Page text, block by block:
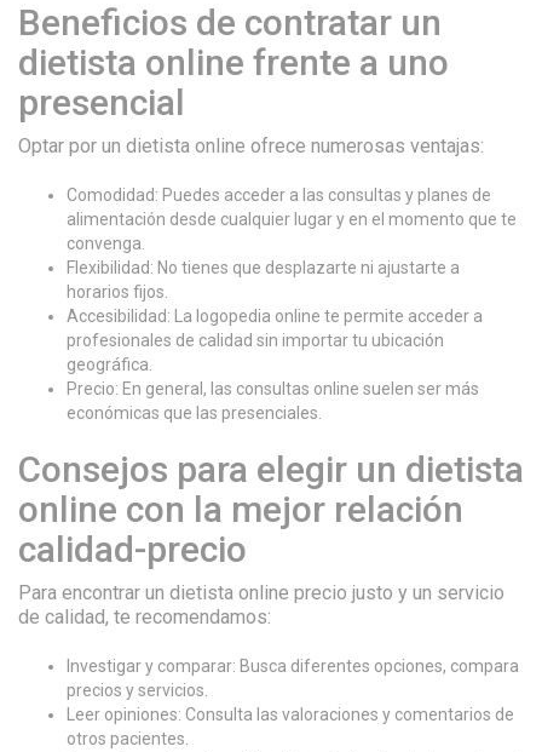
Beneficios de contratar un
dietista online frente a uno
presencial
Optar por un dietista online ofrece numerosas ventajas:
Comodidad: Puedes acceder a las consultas y planes de
alimentación desde cualquier lugar y en el momento que te
convenga.
Flexibilidad: No tienes que desplazarte ni ajustarte a
horarios fijos.
Accesibilidad: La logopedia online te permite acceder a
profesionales de calidad sin importar tu ubicación
geográfica.
Precio: En general, las consultas online suelen ser más
económicas que las presenciales.
Consejos para elegir un dietista
online con la mejor relación
calidad-precio
Para encontrar un dietista online precio justo y un servicio
de calidad, te recomendamos:
Investigar y comparar: Busca diferentes opciones, compara
precios y servicios.
Leer opiniones: Consulta las valoraciones y comentarios de
otros pacientes.